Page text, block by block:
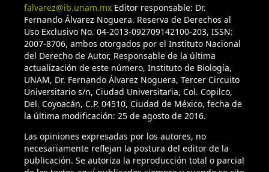
falvarez@ib.unam.mxEditor responsable: Dr.
Fernando Álvarez Noguera. Reserva de Derechos al
Uso Exclusivo No. 04-2013-092709142100-203, ISSN:
2007-8706, ambos otorgados por el Instituto Nacional
del Derecho de Autor, Responsable de la última
actualización de este número, Instituto de Biología,
UNAM, Dr. Fernando Álvarez Noguera, Tercer Circuito
Universitario s/n, Ciudad Universitaria, Col. Copilco,
Del. Coyoacán, C.P. 04510, Ciudad de México, fecha de
la última modificación: 25 de agosto de 2016.
Las opiniones expresadas por los autores, no
necesariamente reflejan la postura del editor de la
publicación. Se autoriza la reproducción total o parcial